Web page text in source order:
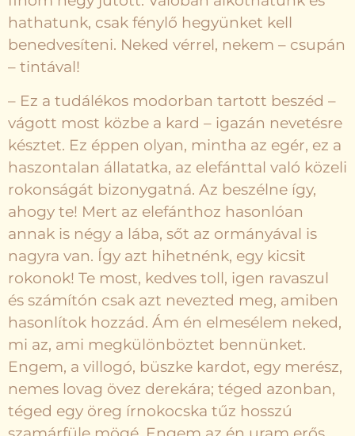
hathatunk, csak fénylő hegyünket kell
benedvesíteni. Neked vérrel, nekem – csupán
– tintával!
– Ez a tudálékos modorban tartott beszéd –
vágott most közbe a kard – igazán nevetésre
késztet. Ez éppen olyan, mintha az egér, ez a
haszontalan állatatka, az elefánttal való közeli
rokonságát bizonygatná. Az beszélne így,
ahogy te! Mert az elefánthoz hasonlóan
annak is négy a lába, sőt az ormányával is
nagyra van. Így azt hihetnénk, egy kicsit
rokonok! Te most, kedves toll, igen ravaszul
és számítón csak azt nevezted meg, amiben
hasonlítok hozzád. Ám én elmesélem neked,
mi az, ami megkülönböztet bennünket.
Engem, a villogó, büszke kardot, egy merész,
nemes lovag övez derekára; téged azonban,
téged egy öreg írnokocska tűz hosszú